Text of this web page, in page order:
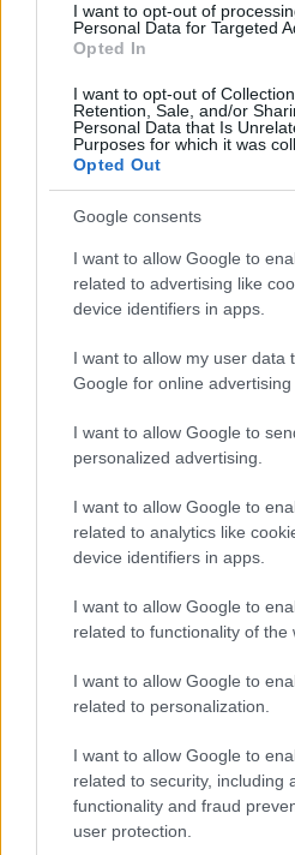
I want to opt-out of
Personal Data for Targeted
Opted In
I want to opt-out of
Retention, Sale, and/or
Personal Data that Is
Purposes for which it was
Opted Out
Google consents
I want to allow Google to
related to advertising like
device identifiers in apps.
I want to allow my user data
Google for online advertising
I want to allow Google to
personalized advertising.
I want to allow Google to
related to analytics like
device identifiers in apps.
I want to allow Google to
related to functionality of the
I want to allow Google to
related to personalization.
I want to allow Google to
related to security, including
functionality and fraud
user protection.
utóbb akkor is meglesz
módszeresen
de aki a Yoshi's Island
precíz Nintendo-platformer
bizony rövid úton csalódni fog.
Túl kedves ahhoz,
tegyen
A pályák felépítése szintén
A legjobb oldalakon a világ
éreztem, hogy egy okosan és
rendszer működését kell
lények, új megfigyelések, új
tovább robogunk a következő
mindig fejlődik eleget a
pontosan érezni, milyen
elénk a játék, és bár a körítés
nem tart ki elég ideig.
Bowser Jr. és Kamek
inkább kötelező Nintendo-
fontos történeti elemnek,
belevonva ebbe az egészbe,